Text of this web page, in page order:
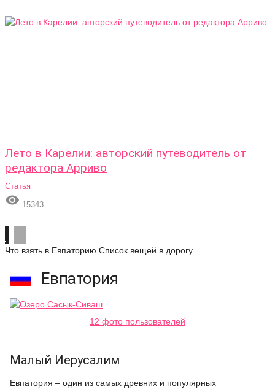
Лето в Карелии: авторский путеводитель от
редактора Арриво
Статья
 15343
Что взять в Евпаторию Список вещей в дорогу
Евпатория
12 фото пользователей
Малый Иерусалим
Евпатория – один из самых древних и популярных